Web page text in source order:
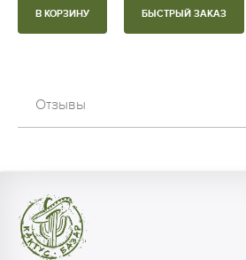
В КОРЗИНУ БЫСТРЫЙ ЗАКАЗ
Отзывы